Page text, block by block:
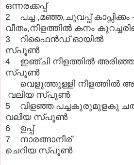
ഒന്നരക്കപ്പ്
2 പച്ച ,മഞ്ഞ,ചുവപ്പ്
വീതം,നീളത്തിൽ കനം
3 റിഫൈൻഡ് ഓയിൽ -
സ്പൂണ്‍
4 ഇഞ്ചി നീളത്തിൽ
സ്പൂണ്‍
വെളുത്തുള്ളി നീളത്തിൽ
വലിയ സ്പൂണ്‍
5 വിളഞ്ഞ പച്ചകുരുമുളകു
വലിയ സ്പൂണ്‍
6 ഉപ്പ് -
7
ചെറിയ സ്പൂണ്‍